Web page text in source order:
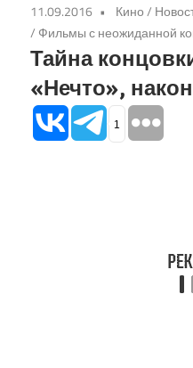
11.09.2016 Кино/
/ Фильмы с неожиданной
Тайна
«Нечто»,
1